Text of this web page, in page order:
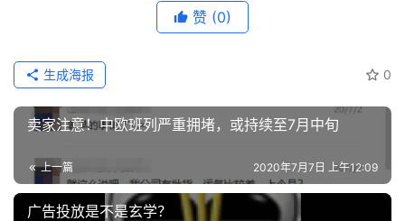
赞 (0)
0
生成海报
卖家注意！中欧班列严重拥堵，或持续至7月中旬
上一篇 2020年7月7日 上午12:09
广告投放是不是玄学？